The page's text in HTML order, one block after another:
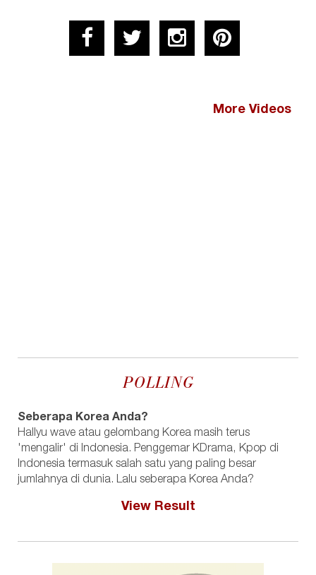
More Videos
POLLING
Seberapa Korea Anda?
Hallyu wave atau gelombang Korea masih terus
'mengalir' di Indonesia. Penggemar KDrama, Kpop di
Indonesia termasuk salah satu yang paling besar
jumlahnya di dunia. Lalu seberapa Korea Anda?
View Result